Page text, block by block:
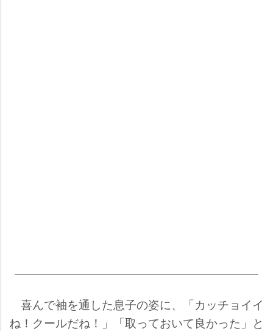
喜んで袖を通した息子の姿に、「カッチョイイ
ね！クールだね！」「取っておいて良かった」と